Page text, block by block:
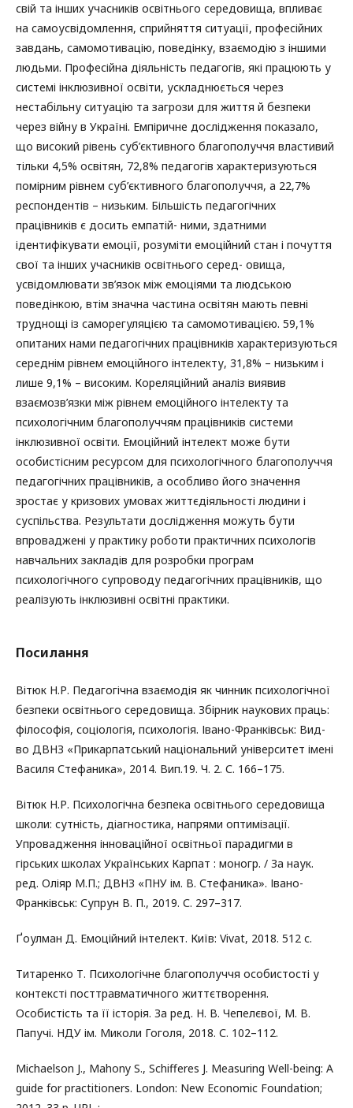
свій та інших учасників освітнього середовища, впливає
на самоусвідомлення, сприйняття ситуації, професійних
завдань, самомотивацію, поведінку, взаємодію з іншими
людьми. Професійна діяльність педагогів, які працюють у
системі інклюзивної освіти, ускладнюється через
нестабільну ситуацію та загрози для життя й безпеки
через війну в Україні. Емпіричне дослідження показало,
що високий рівень суб’єктивного благополуччя властивий
тільки 4,5% освітян, 72,8% педагогів характеризуються
помірним рівнем суб’єктивного благополуччя, а 22,7%
респондентів – низьким. Більшість педагогічних
працівників є досить емпатій- ними, здатними
ідентифікувати емоції, розуміти емоційний стан і почуття
свої та інших учасників освітнього серед- овища,
усвідомлювати зв’язок між емоціями та людською
поведінкою, втім значна частина освітян мають певні
труднощі із саморегуляцією та самомотивацією. 59,1%
опитаних нами педагогічних працівників характеризуються
середнім рівнем емоційного інтелекту, 31,8% – низьким і
лише 9,1% – високим. Кореляційний аналіз виявив
взаємозв’язки між рівнем емоційного інтелекту та
психологічним благополуччям працівників системи
інклюзивної освіти. Емоційний інтелект може бути
особистісним ресурсом для психологічного благополуччя
педагогічних працівників, а особливо його значення
зростає у кризових умовах життєдіяльності людини і
суспільства. Результати дослідження можуть бути
впроваджені у практику роботи практичних психологів
навчальних закладів для розробки програм
психологічного супроводу педагогічних працівників, що
реалізують інклюзивні освітні практики.
Посилання
Вітюк Н.Р. Педагогічна взаємодія як чинник психологічної
безпеки освітнього середовища. Збірник наукових праць:
філософія, соціологія, психологія. Івано-Франківськ: Вид-
во ДВНЗ «Прикарпатський національний університет імені
Василя Стефаника», 2014. Вип.19. Ч. 2. С. 166–175.
Вітюк Н.Р. Психологічна безпека освітнього середовища
школи: сутність, діагностика, напрями оптимізації.
Упровадження інноваційної освітньої парадигми в
гірських школах Українських Карпат : моногр. / За наук.
ред. Оліяр М.П.; ДВНЗ «ПНУ ім. В. Стефаника». Івано-
Франківськ: Супрун В. П., 2019. С. 297–317.
Ґоулман Д. Емоційний інтелект. Київ: Vivat, 2018. 512 с.
Титаренко Т. Психологічне благополуччя особистості у
контексті посттравматичного життєтворення.
Особистість та її історія. За ред. Н. В. Чепелєвої, М. В.
Папучі. НДУ ім. Миколи Гоголя, 2018. С. 102–112.
Michaelson J., Mahony S., Schifferes J. Measuring Well-being: A
guide for practitioners. London: New Economic Foundation;